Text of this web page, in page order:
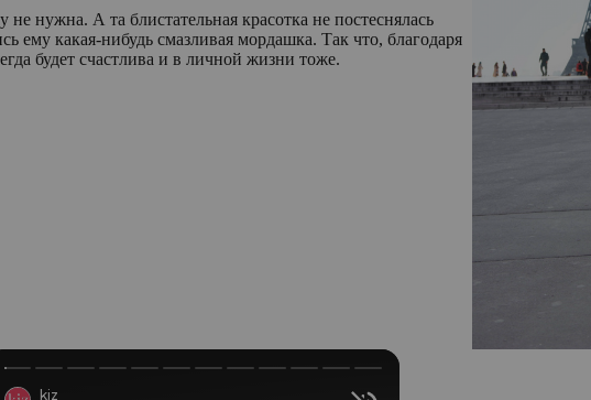
нужна. А та блистательная красотка не постеснялась
какая-нибудь смазливая мордашка. Так что, благодаря
будет счастлива и в личной жизни тоже.